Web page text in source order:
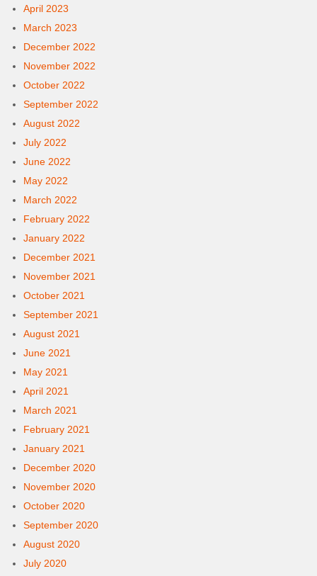
April 2023
March 2023
December 2022
November 2022
October 2022
September 2022
August 2022
July 2022
June 2022
May 2022
March 2022
February 2022
January 2022
December 2021
November 2021
October 2021
September 2021
August 2021
June 2021
May 2021
April 2021
March 2021
February 2021
January 2021
December 2020
November 2020
October 2020
September 2020
August 2020
July 2020